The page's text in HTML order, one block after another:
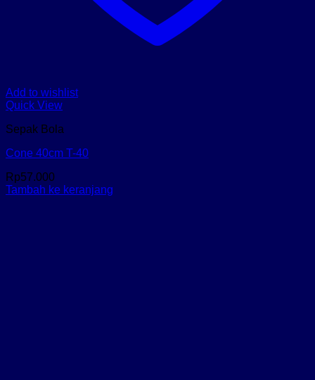
Add to wishlist
Quick View
Sepak Bola
Cone 40cm T-40
Rp57.000
Tambah ke keranjang